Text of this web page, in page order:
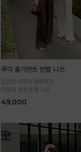
루이 홀가먼트 반팔 니트
은은한 비침이 매력적인
데일리 썸머 반팔 니트
49,000